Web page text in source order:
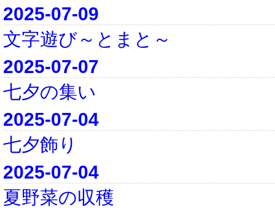
2025-07-09
文字遊び～とまと～
2025-07-07
七夕の集い
2025-07-04
七夕飾り
2025-07-04
夏野菜の収穫